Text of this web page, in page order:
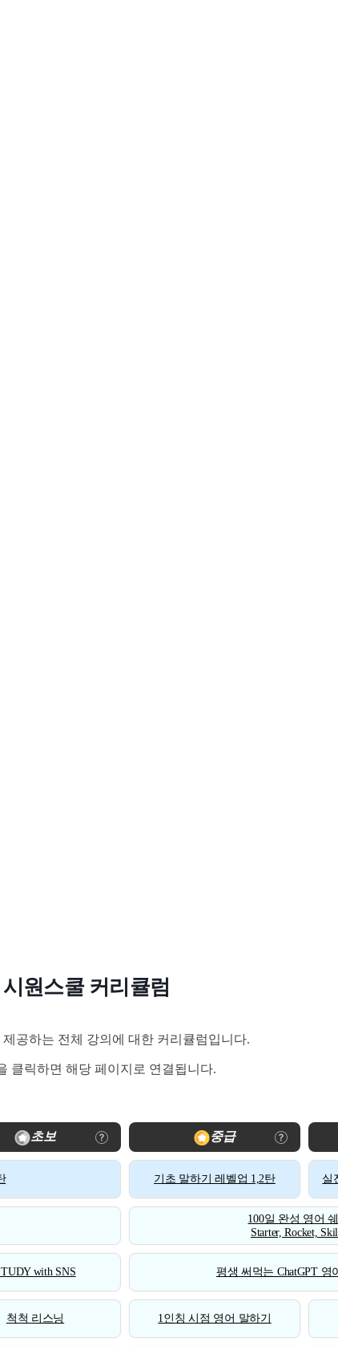
시원스쿨 커리큘럼
공하는 전체 강의에 대한 커리큘럼입니다.
클릭하면 해당 페이지로 연결됩니다.
초보 중급
기초 말하기 레벨업 1,2탄 실
100일 완성 영어
Starter, Rocket,
with SNS 평생 써먹는 ChatGPT 영
척척 리스닝 1인칭 시점 영어 말하기